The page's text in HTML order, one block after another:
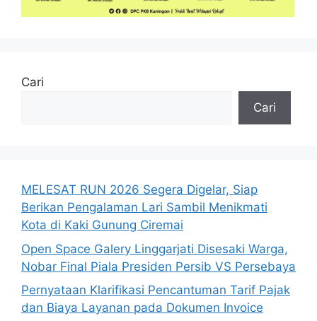
Cari
Cari
MELESAT RUN 2026 Segera Digelar, Siap
Berikan Pengalaman Lari Sambil Menikmati
Kota di Kaki Gunung Ciremai
Open Space Galery Linggarjati Disesaki Warga,
Nobar Final Piala Presiden Persib VS Persebaya
Pernyataan Klarifikasi Pencantuman Tarif Pajak
dan Biaya Layanan pada Dokumen Invoice